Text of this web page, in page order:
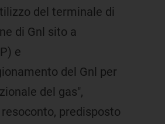
del terminale di
di Gnl sito a
e
del Gnl per
del gas",
predisposto